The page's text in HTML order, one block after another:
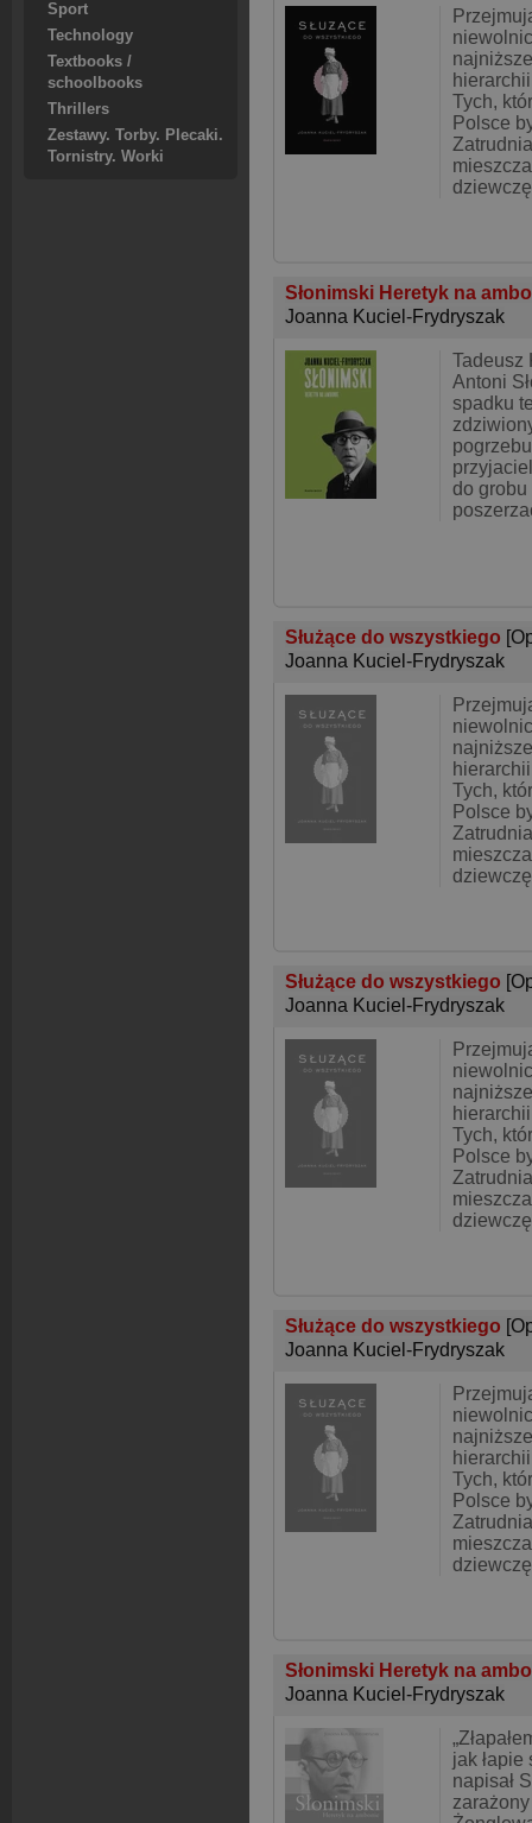
Sport
Technology
Textbooks /
schoolbooks
Thrillers
Zestawy. Torby. Plecaki.
Tornistry. Worki
Tych,
Polsce
Słonimski Heretyk na
Joanna Kuciel-Frydryszak
Tadeusz
Antoni
spadku
do grobu
Służące do wszystkiego
Joanna Kuciel-Frydryszak
Tych,
Polsce
Służące do wszystkiego
Joanna Kuciel-Frydryszak
Tych,
Polsce
Służące do wszystkiego
Joanna Kuciel-Frydryszak
Tych,
Polsce
Słonimski Heretyk na
Joanna Kuciel-Frydryszak
jak łapie
napisał